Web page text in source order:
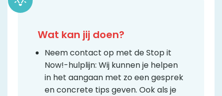
Wat kan jij doen?
Neem contact op met de Stop it
Now!-hulplijn: Wij kunnen je helpen
in het aangaan met zo een gesprek
en concrete tips geven. Ook als je